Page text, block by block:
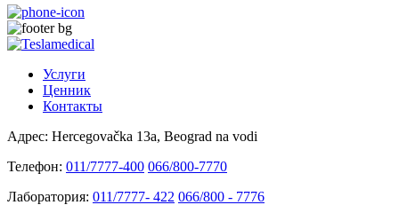
Услуги
Ценник
Контакты
Адрес: Hercegovačka 13a, Beograd na vodi
Телефон: 011/7777-400 066/800-7770
Лаборатория: 011/7777- 422 066/800 - 7776